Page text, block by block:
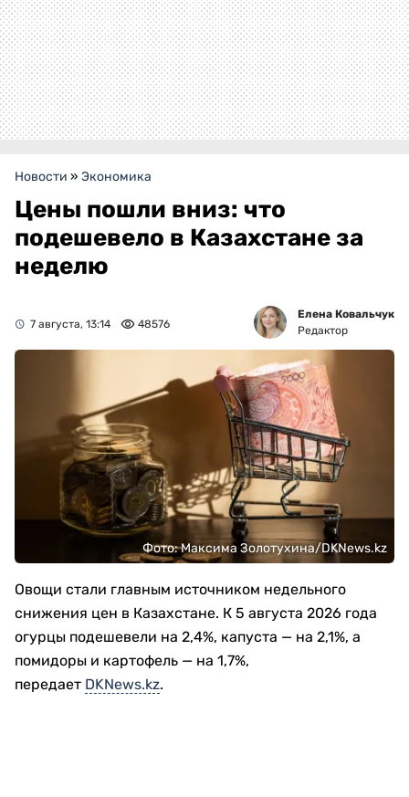
Новости » Экономика
Цены пошли вниз: что
подешевело в Казахстане за
неделю
7 августа, 13:14 48576
Елена Ковальчук
Редактор
Фото: Максима Золотухина/DKNews.kz
Овощи стали главным источником недельного
снижения цен в Казахстане. К 5 августа 2026 года
огурцы подешевели на 2,4%, капуста — на 2,1%, а
помидоры и картофель — на 1,7%,
передает DKNews.kz.